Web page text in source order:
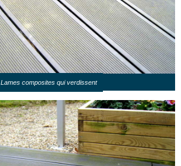
Lames composites qui verdissent